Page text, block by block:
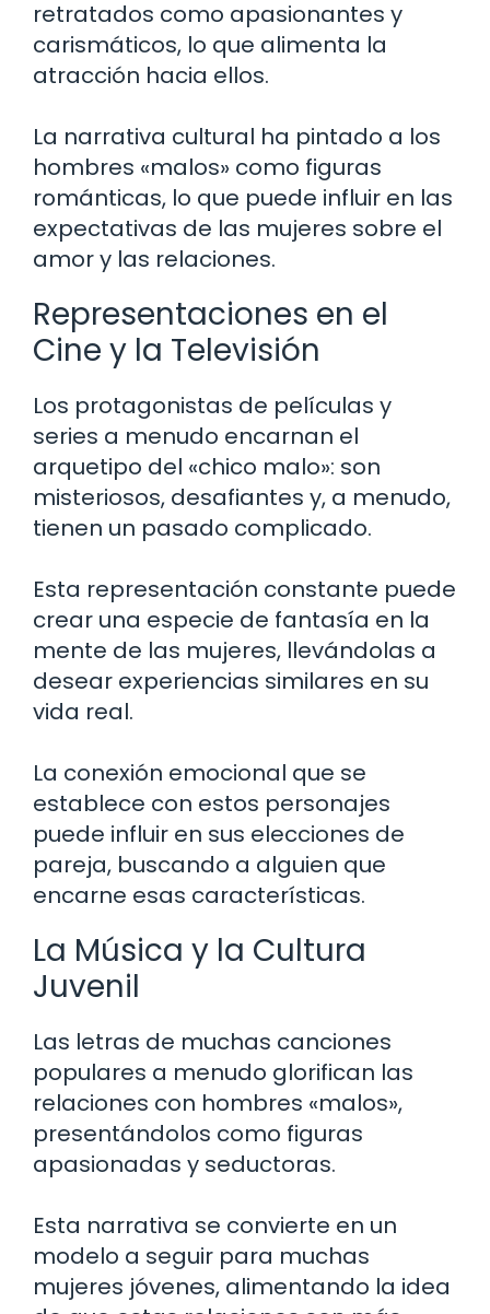
retratados como apasionantes y
carismáticos, lo que alimenta la
atracción hacia ellos.
La narrativa cultural ha pintado a los
hombres «malos» como figuras
románticas, lo que puede influir en las
expectativas de las mujeres sobre el
amor y las relaciones.
Representaciones en el
Cine y la Televisión
Los protagonistas de películas y
series a menudo encarnan el
arquetipo del «chico malo»: son
misteriosos, desafiantes y, a menudo,
tienen un pasado complicado.
Esta representación constante puede
crear una especie de fantasía en la
mente de las mujeres, llevándolas a
desear experiencias similares en su
vida real.
La conexión emocional que se
establece con estos personajes
puede influir en sus elecciones de
pareja, buscando a alguien que
encarne esas características.
La Música y la Cultura
Juvenil
Las letras de muchas canciones
populares a menudo glorifican las
relaciones con hombres «malos»,
presentándolos como figuras
apasionadas y seductoras.
Esta narrativa se convierte en un
modelo a seguir para muchas
mujeres jóvenes, alimentando la idea